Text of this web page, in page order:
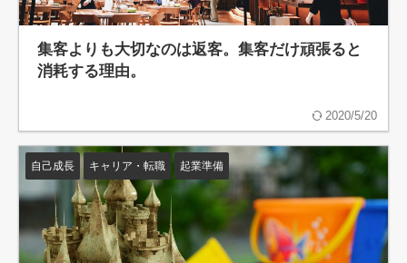
集客よりも大切なのは返客。集客だけ頑張ると
消耗する理由。
2020/5/20
自己成長 キャリア・転職 起業準備